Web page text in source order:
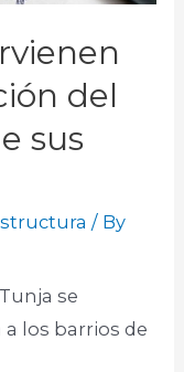
del
sus
/ By
se
los barrios de